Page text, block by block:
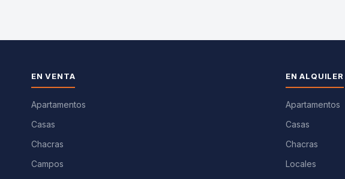
EN VENTA
Apartamentos
Casas
Chacras
Campos
EN ALQUILER
Apartamentos
Casas
Chacras
Locales